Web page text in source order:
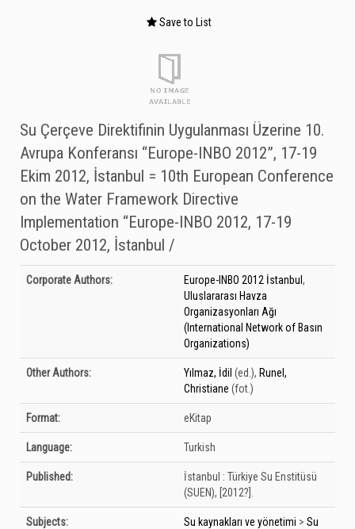
Save to List
Su Çerçeve Direktifinin Uygulanması Üzerine 10.
Avrupa Konferansı “Europe-INBO 2012”, 17-19
Ekim 2012, İstanbul = 10th European Conference
on the Water Framework Directive
Implementation “Europe-INBO 2012, 17-19
October 2012, İstanbul /
Bibliographic Details
Corporate Authors: Europe-INBO 2012 İstanbul ,
Uluslararası Havza
Organizasyonları Ağı
(International Network of Basın
Organizations)
Other Authors: Yılmaz, İdil (ed.), Runel,
Christiane (fot.)
Format: eKitap
Language: Turkish
Published: İstanbul : Türkiye Su Enstitüsü
(SUEN), [2012?].
Subjects: Su kaynakları ve yönetimi > Su